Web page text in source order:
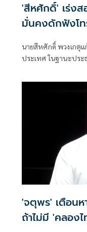
'สีหศักดิ์' เร่งส
มั่นคงดักฟังโท
นายสีหศักดิ์ พวงเกตุแ
ประเทศ ในฐานะปร
คณะผู้แทนพิเศษรัฐบ
'จตุพร' เตือนหายนะ 'แลนด์บริด
ถ้าไม่มี 'คลอง